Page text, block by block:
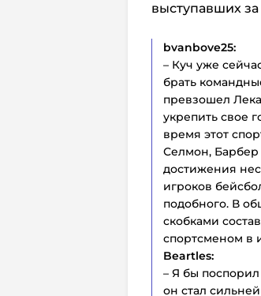
выступавших
bvanbove25:
– Куч уже
брать
превзошел
укрепить свое
время этот
Селмон, Барбер
достижения
игроков
подобного. В
скобками
спортсменом в
Beartles:
– Я бы
он стал